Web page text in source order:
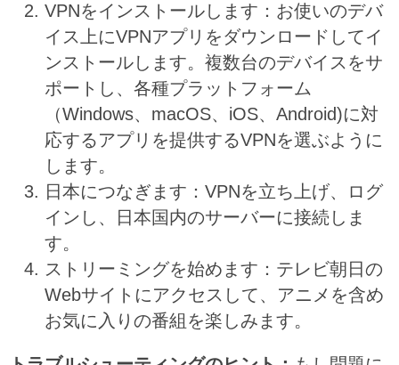
VPNをインストールします：お使いのデバ
イス上にVPNアプリをダウンロードしてイ
ンストールします。複数台のデバイスをサ
ポートし、各種プラットフォーム
（Windows、macOS、iOS、Android)に対
応するアプリを提供するVPNを選ぶように
します。
日本につなぎます：VPNを立ち上げ、ログ
インし、日本国内のサーバーに接続しま
す。
ストリーミングを始めます：テレビ朝日の
Webサイトにアクセスして、アニメを含め
お気に入りの番組を楽しみます。